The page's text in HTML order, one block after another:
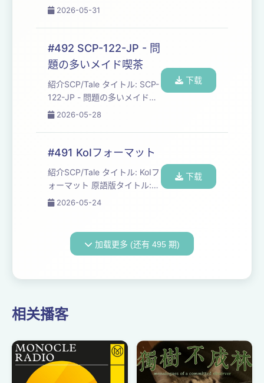
ル: SCP-5166 - Inspiration 訳
Tanhony ソース: http://scp-
jp.wikidot.com/scp-5166 原
語版ソース: http://scp-
wiki.wikidot.com/scp-5166
ライセンス: CC BY-S...
2026-05-31
#492 SCP-122-JP - 問
題の多いメイド喫茶
紹介SCP/Tale タイトル: SCP-
122-JP - 問題の多いメイド喫
茶 作者: mary0228 ソース:
jp.wikidot.com/scp-122-jp ラ
イセンス: CC BY-SA 3.0 作成
https://ja.wikipedia.org/wiki/
©️SCP財...
2026-05-28
下载
#491 KoIフォーマット
紹介SCP/Tale タイトル: KoIフ
ォーマット 原語版タイトル:
KoI Format 訳者:
http://scp-
jp.wikidot.com/koi-format 原
2026-05-24
下载
加载更多 (还有 495 期)
相关播客